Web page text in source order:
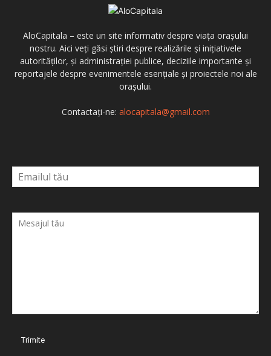
AloCapitala – este un site informativ despre viața orașului
nostru. Aici veți găsi știri despre realizările și inițiativele
autorităților, și administrației publice, deciziile importante și
reportajele despre evenimentele esențiale și proiectele noi ale
orașului.
Contactați-ne: alocapitala@gmail.com